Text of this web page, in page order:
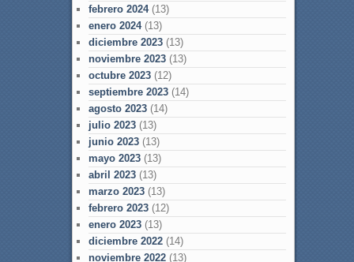
febrero 2024(13)
enero 2024(13)
diciembre 2023(13)
noviembre 2023(13)
octubre 2023(12)
septiembre 2023(14)
agosto 2023(14)
julio 2023(13)
junio 2023(13)
mayo 2023(13)
abril 2023(13)
marzo 2023(13)
febrero 2023(12)
enero 2023(13)
diciembre 2022(14)
noviembre 2022(13)